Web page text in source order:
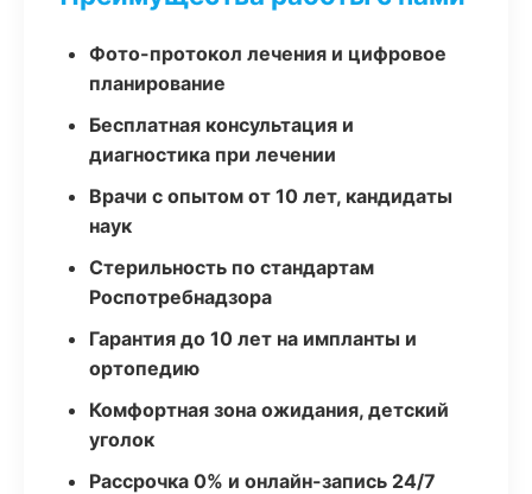
Фото-протокол лечения и цифровое
планирование
Бесплатная консультация и
диагностика при лечении
Врачи с опытом от 10 лет, кандидаты
наук
Стерильность по стандартам
Роспотребнадзора
Гарантия до 10 лет на импланты и
ортопедию
Комфортная зона ожидания, детский
уголок
Рассрочка 0% и онлайн-запись 24/7